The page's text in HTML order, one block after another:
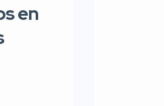
en